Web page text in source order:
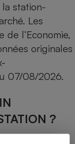
station-
Les
l’Economie,
originales
07/08/2026.
?